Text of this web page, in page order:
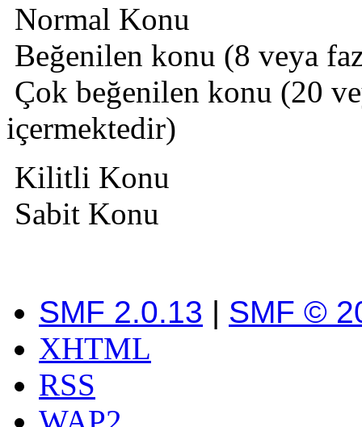
Normal Konu
Beğenilen konu (8 veya
Çok beğenilen konu (20
içermektedir)
Kilitli Konu
Sabit Konu
SMF 2.0.13 | SMF ©
XHTML
RSS